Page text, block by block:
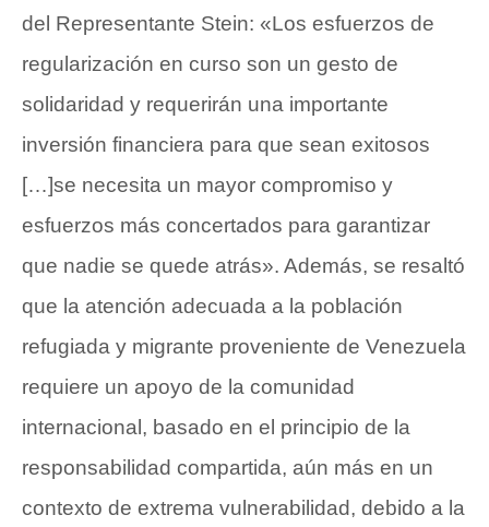
del Representante Stein: «Los esfuerzos de
regularización en curso son un gesto de
solidaridad y requerirán una importante
inversión financiera para que sean exitosos
[…]se necesita un mayor compromiso y
esfuerzos más concertados para garantizar
que nadie se quede atrás». Además, se resaltó
que la atención adecuada a la población
refugiada y migrante proveniente de Venezuela
requiere un apoyo de la comunidad
internacional, basado en el principio de la
responsabilidad compartida, aún más en un
contexto de extrema vulnerabilidad, debido a la